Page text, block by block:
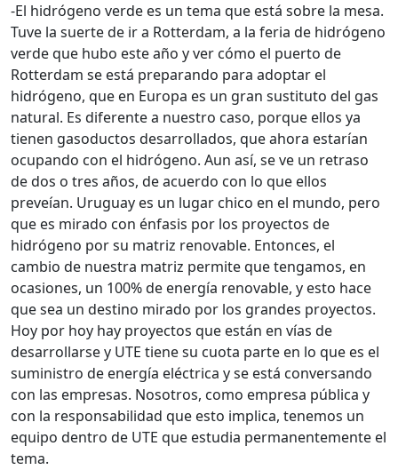
-El hidrógeno verde es un tema que está sobre la mesa.
Tuve la suerte de ir a Rotterdam, a la feria de hidrógeno
verde que hubo este año y ver cómo el puerto de
Rotterdam se está preparando para adoptar el
hidrógeno, que en Europa es un gran sustituto del gas
natural. Es diferente a nuestro caso, porque ellos ya
tienen gasoductos desarrollados, que ahora estarían
ocupando con el hidrógeno. Aun así, se ve un retraso
de dos o tres años, de acuerdo con lo que ellos
preveían. Uruguay es un lugar chico en el mundo, pero
que es mirado con énfasis por los proyectos de
hidrógeno por su matriz renovable. Entonces, el
cambio de nuestra matriz permite que tengamos, en
ocasiones, un 100% de energía renovable, y esto hace
que sea un destino mirado por los grandes proyectos.
Hoy por hoy hay proyectos que están en vías de
desarrollarse y UTE tiene su cuota parte en lo que es el
suministro de energía eléctrica y se está conversando
con las empresas. Nosotros, como empresa pública y
con la responsabilidad que esto implica, tenemos un
equipo dentro de UTE que estudia permanentemente el
tema.